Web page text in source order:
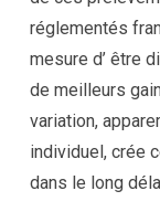
réglementés
mesure d’ être
de meilleurs
variation,
individuel, crée
dans le long